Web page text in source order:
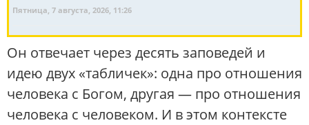
Пятница, 7 августа, 2026, 11:26
Он отвечает через десять заповедей и
идею двух «табличек»: одна про отношения
человека с Богом, другая — про отношения
человека с человеком. И в этом контексте